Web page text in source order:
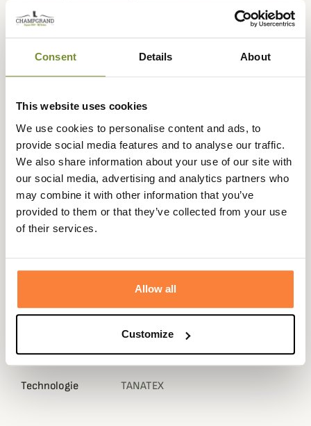
Consent Details About
This website uses cookies
We use cookies to personalise content and ads, to
provide social media features and to analyse our traffic.
We also share information about your use of our site with
our social media, advertising and analytics partners who
may combine it with other information that you’ve
provided to them or that they’ve collected from your use
of their services.
Allow all
Customize
mouches, les moustiques et autres insectes dont les
tiques.
Le sweat Deer Stalker de Härkila est doté de fermetures
des manches pour assurer le maintien du sweat mais
matinales. Le sweat à capuche est équipé d'une poche sur
la poitrine, et de deux poches spacieuses, vous pourrez
donc facilement y ranger votre appeau, votre télémètre
ou vos autres accessoires d'approches.
Härkila nous propose ainsi un sweat technique et
complet pour la chasse à l'approche.
Fiche technique
Composition 95% Polyester, 5% Élasthanne
Camouflage , Vert
Genre Homme
Technologie TANATEX